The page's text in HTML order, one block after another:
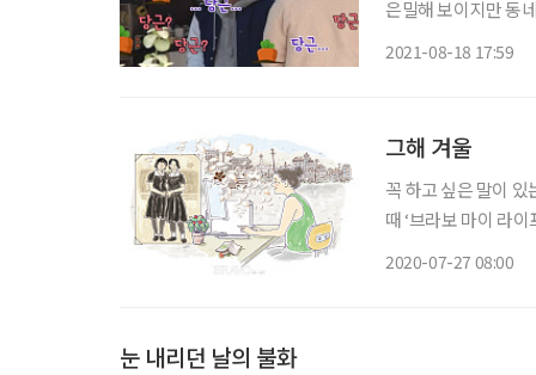
은밀해 보이지만 동
2021-08-18 17:59
그해 겨울
꼭 하고 싶은 말이 있
때 ‘브라보 마이 라
2020-07-27 08:00
눈 내리던 날의 불화